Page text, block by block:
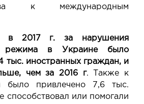
к международным
в 2017 г. за нарушения
режима в Украине было
тыс. иностранных граждан, и
чем за 2016 г. Также к
было привлечено 7,6 тыс.
способствовал или помогали